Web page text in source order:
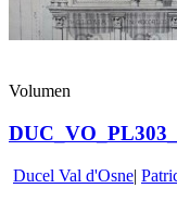
Volumen
Ducel Val d'Osne|